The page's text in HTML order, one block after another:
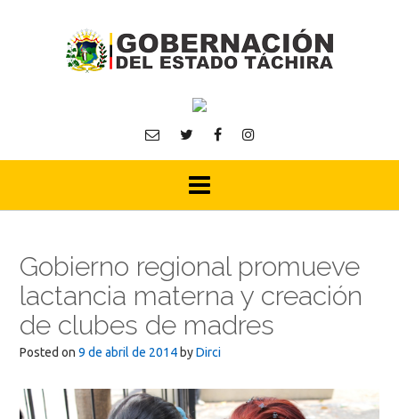
Gobierno regional promueve
lactancia materna y creación
de clubes de madres
Posted on 9 de abril de 2014 byDirci